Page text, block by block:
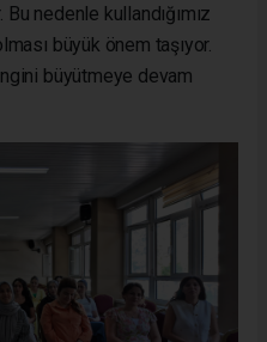
nedenle kullandığımız
büyük önem taşıyor.
büyütmeye devam